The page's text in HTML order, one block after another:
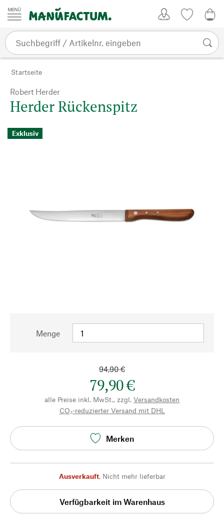
Zum Inhalt springen
Startseite
Robert Herder
Herder Rückenspitz
Exklusiv
Menge
94,90 €
79,90 €
alle Preise inkl. MwSt., zzgl. Versandkosten
CO₂-reduzierter Versand mit DHL
Merken
Ausverkauft, Nicht mehr lieferbar
Verfügbarkeit im Warenhaus